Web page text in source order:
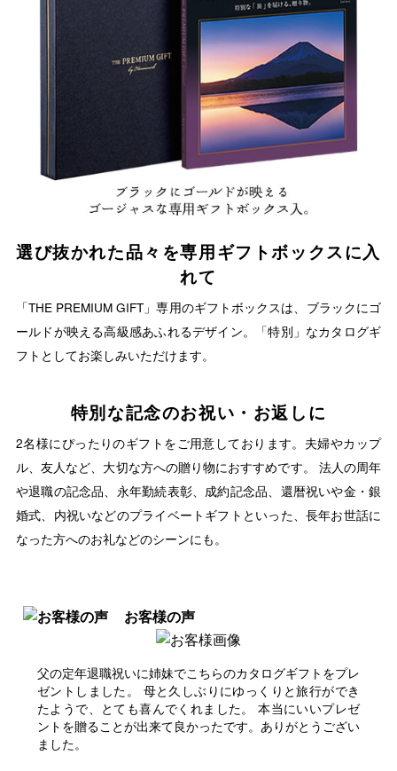
選び抜かれた品々を専用ギフトボックスに入
れて
「THE PREMIUM GIFT」専用のギフトボックスは、ブラックにゴ
ールドが映える高級感あふれるデザイン。「特別」なカタログギ
フトとしてお楽しみいただけます。
特別な記念のお祝い・お返しに
2名様にぴったりのギフトをご用意しております。夫婦やカップ
ル、友人など、大切な方への贈り物におすすめです。 法人の周年
や退職の記念品、永年勤続表彰、成約記念品、還暦祝いや金・銀
婚式、内祝いなどのプライベートギフトといった、長年お世話に
なった方へのお礼などのシーンにも。
お客様の声
父の定年退職祝いに姉妹でこちらのカタログギフトをプレ
ゼントしました。 母と久しぶりにゆっくりと旅行ができ
たようで、とても喜んでくれました。 本当にいいプレゼ
ントを贈ることが出来て良かったです。ありがとうござい
ました。